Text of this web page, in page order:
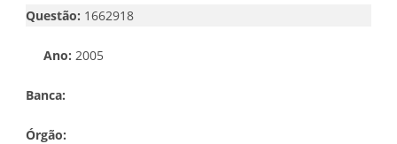
Questão: 1662918
Ano: 2005
Banca:
Órgão: